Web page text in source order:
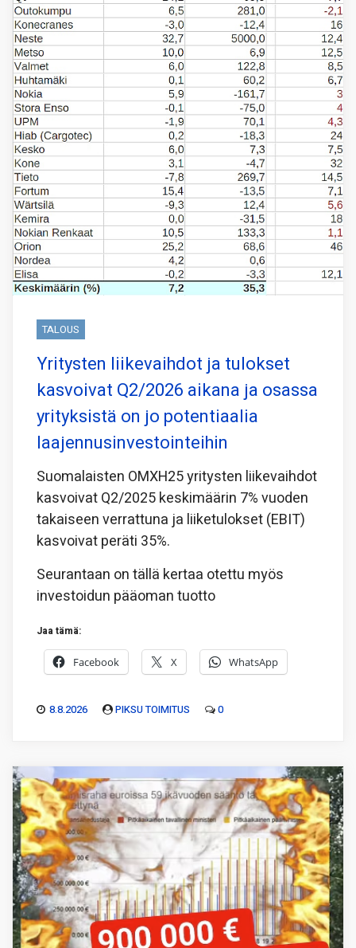
TALOUS
Yritysten liikevaihdot ja tulokset
kasvoivat Q2/2026 aikana ja osassa
yrityksistä on jo potentiaalia
laajennusinvestointeihin
Suomalaisten OMXH25 yritysten liikevaihdot
kasvoivat Q2/2025 keskimäärin 7% vuoden
takaiseen verrattuna ja liiketulokset (EBIT)
kasvoivat peräti 35%.
Seurantaan on tällä kertaa otettu myös
investoidun pääoman tuotto
Jaa tämä:
Facebook X WhatsApp
8.8.2026 PIKSU TOIMITUS 0